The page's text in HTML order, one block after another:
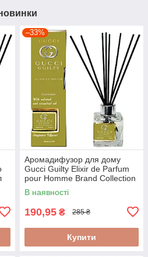
–33%
Аромадифузор для дому
Gucci Guilty Elixir de Parfum
pour Homme Brand Collection
85 мл
В наявності
190,95 ₴ 285 ₴
Купити